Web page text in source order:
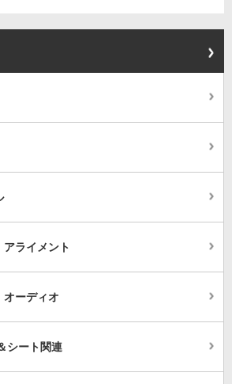
ライメント
オーディオ
シート関連